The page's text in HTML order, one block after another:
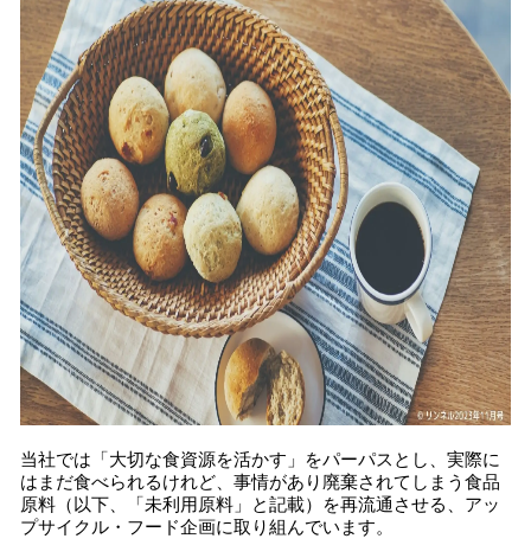
当社では「大切な食資源を活かす」をパーパスとし、実際に
はまだ食べられるけれど、事情があり廃棄されてしまう食品
原料（以下、「未利用原料」と記載）を再流通させる、アッ
プサイクル・フード企画に取り組んでいます。